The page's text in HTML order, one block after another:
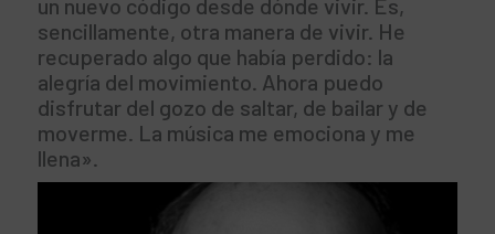
un nuevo código desde dónde vivir. Es,
sencillamente, otra manera de vivir. He
recuperado algo que había perdido: la
alegría del movimiento. Ahora puedo
disfrutar del gozo de saltar, de bailar y de
moverme. La música me emociona y me
llena».